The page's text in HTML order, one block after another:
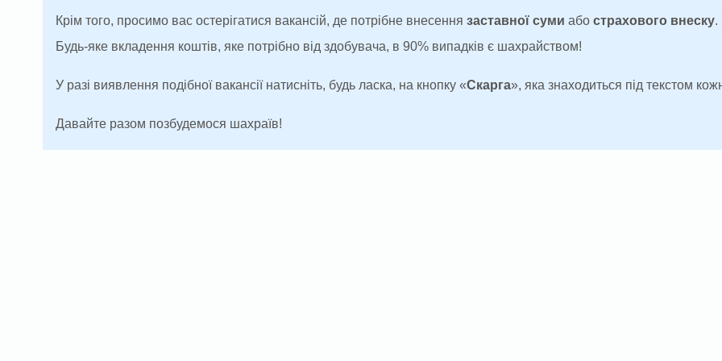
Крім того, просимо вас остерігатися вакансій, де потрібне внесення заставної суми або страхового внеску.
Будь-яке вкладення коштів, яке потрібно від здобувача, в 90% випадків є шахрайством!
У разі виявлення подібної вакансії натисніть, будь ласка, на кнопку «Скарга», яка знаходиться під текстом
Давайте разом позбудемося шахраїв!